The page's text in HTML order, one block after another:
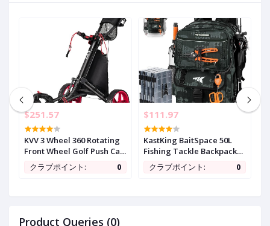
$251.57
KVV 3 Wheel 360 Rotating
Front Wheel Golf Push Cart
Open and Close in ONE
Second-Free Umbrella
クラブポイント: 0
$111.97
KastKing BaitSpace 50L
Fishing Tackle Backpack
with Removable Bait
Binder,2 Rod Holders
クラブポイント: 0
Product Queries (0)